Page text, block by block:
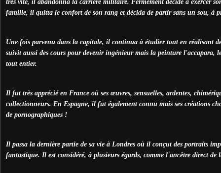
très vite, il abandonna la carrière militaire. Fermement décidé à exercer
famille, il quitta le confort de son rang et décida de partir sans un sou, à
Une fois parvenu dans la capitale, il continua à étudier tout en réalisant
suivit aussi des cours pour devenir ingénieur mais la peinture l'accapara,
tout entier.
Il fut très apprécié en France où ses œuvres, sensuelles, ardentes,
collectionneurs. En Espagne, il fut également connu mais ses créations
de pornographiques !
Il passa la dernière partie de sa vie à Londres où il conçut des portraits
fantastique. Il est considéré, à plusieurs égards, comme l'ancêtre direct de